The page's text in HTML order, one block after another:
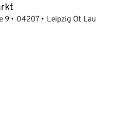
9 04207 Leipzig Ot Lau